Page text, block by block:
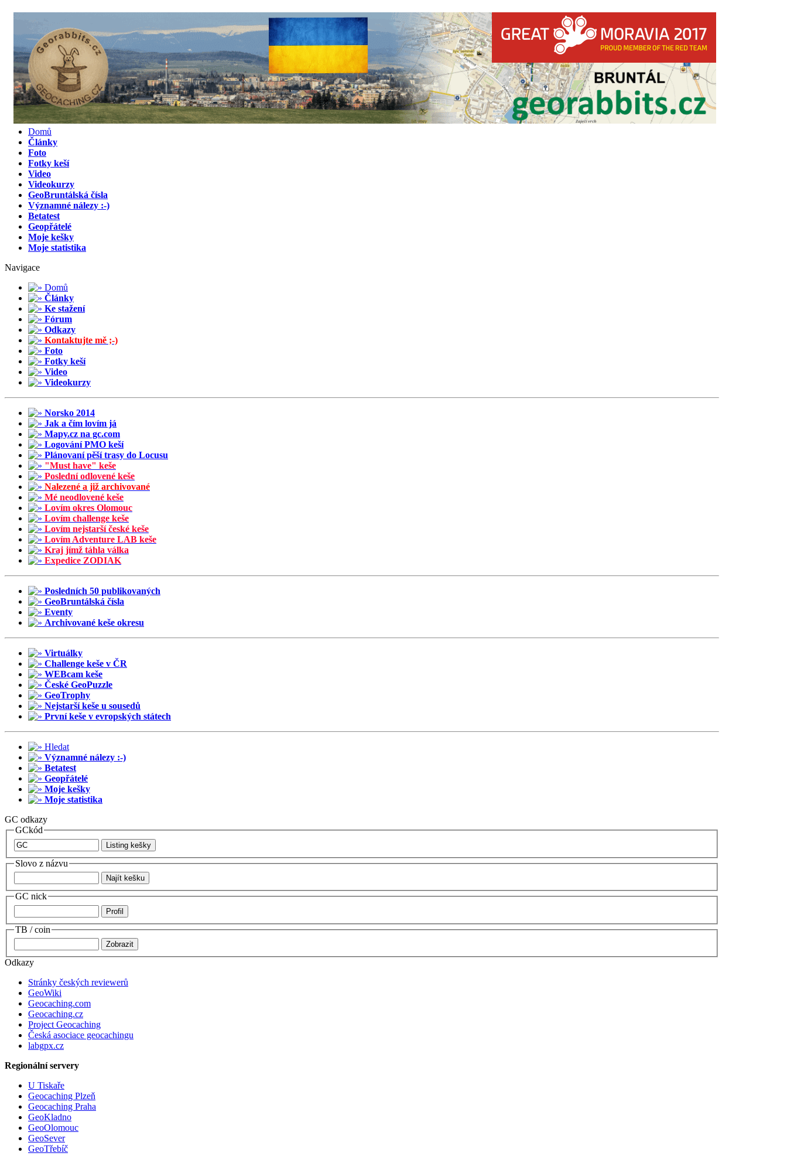
Domů
Články
Foto
Fotky keší
Video
Videokurzy
GeoBruntálská čísla
Významné nálezy :-)
Betatest
Geopřátelé
Moje kešky
Moje statistika
Navigace
Domů
Články
Ke stažení
Fórum
Odkazy
Kontaktujte mě ;-)
Foto
Fotky keší
Video
Videokurzy
Norsko 2014
Jak a čím lovím já
Mapy.cz na gc.com
Logování PMO keší
Plánovaní pěší trasy do Locusu
"Must have" keše
Poslední odlovené keše
Nalezené a již archivované
Mé neodlovené keše
Lovím okres Olomouc
Lovím challenge keše
Lovím nejstarší české keše
Lovím Adventure LAB keše
Kraj jímž táhla válka
Expedice ZODIAK
Posledních 50 publikovaných
GeoBruntálská čísla
Eventy
Archivované keše okresu
Virtuálky
Challenge keše v ČR
WEBcam keše
České GeoPuzzle
GeoTrophy
Nejstarší keše u sousedů
První keše v evropských státech
Hledat
Významné nálezy :-)
Betatest
Geopřátelé
Moje kešky
Moje statistika
GC odkazy
GCkód
Slovo z názvu
GC nick
TB / coin
Odkazy
Stránky českých reviewerů
GeoWiki
Geocaching.com
Geocaching.cz
Project Geocaching
Česká asociace geocachingu
labgpx.cz
Regionální servery
U Tiskaře
Geocaching Plzeň
Geocaching Praha
GeoKladno
GeoOlomouc
GeoSever
GeoTřebíč